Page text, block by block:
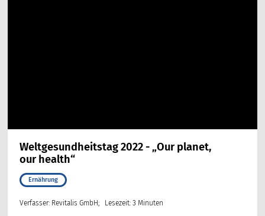
Weltgesundheitstag 2022 - „Our planet,
our health“
Ernährung
Verfasser: Revitalis GmbH; Lesezeit: 3 Minuten